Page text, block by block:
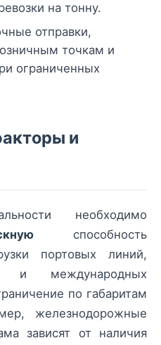
на тонну.
отправки,
точкам и
ограниченных
и
необходимо
способность
портовых линий,
и международных
по габаритам
железнодорожные
зависят от наличия